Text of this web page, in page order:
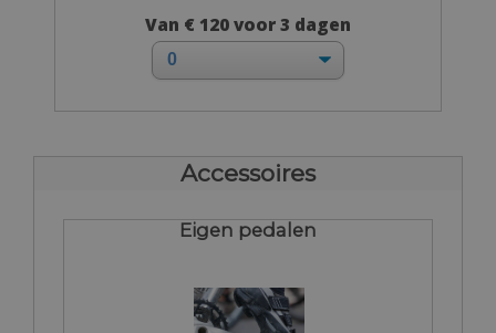
Van € 120 voor 3 dagen
Accessoires
Eigen pedalen